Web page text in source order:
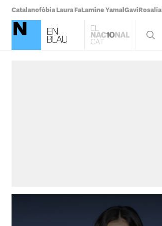
Catalanofòbia Laura Fa Lamine Yamal Gavi Rosalía